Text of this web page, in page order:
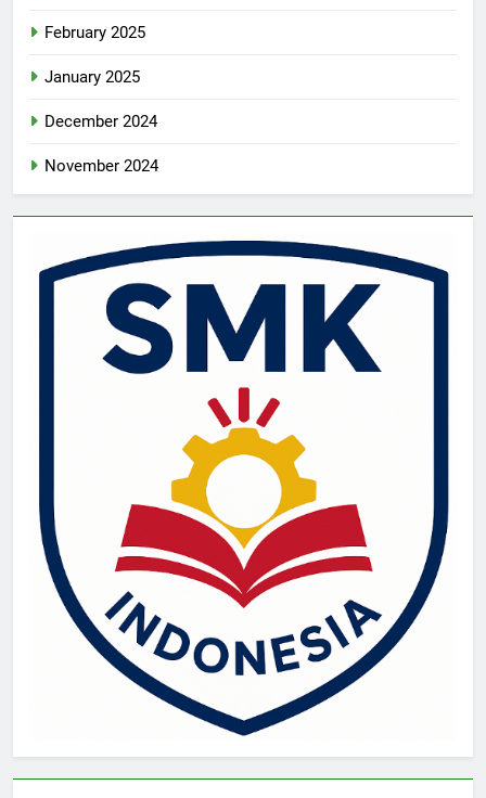
February 2025
January 2025
December 2024
November 2024